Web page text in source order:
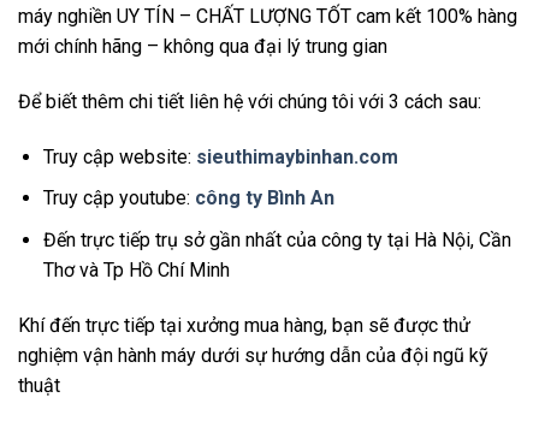
máy nghiền UY TÍN – CHẤT LƯỢNG TỐT cam kết 100% hàng
mới chính hãng – không qua đại lý trung gian
Để biết thêm chi tiết liên hệ với chúng tôi với 3 cách sau:
Truy cập website: sieuthimaybinhan.com
Truy cập youtube: công ty Bình An
Đến trực tiếp trụ sở gần nhất của công ty tại Hà Nội, Cần
Thơ và Tp Hồ Chí Minh
Khí đến trực tiếp tại xưởng mua hàng, bạn sẽ được thử
nghiệm vận hành máy dưới sự hướng dẫn của đội ngũ kỹ
thuật